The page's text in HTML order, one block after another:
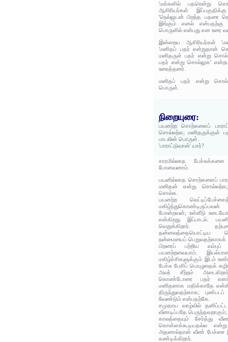
'மக்களில் பதரென்று
ஆசிரியர்கள்
'நெல்லுடன் பிறந்த பதரை
இங்கும் எனல்
பொருளில் என்பது என உரை
இன்றைய ஆசிரியர்கள்
'மனிதப் பதர் என்றுதான்
மனிதருள் பதர் என்று
பதர் என்று சொல்லுக'
உரைத்தனர்.
மனிதப் பதர் என்று
பொருள்.
நிறையுரை:
பயனற்ற சொற்களைப்
சொல்லற்க; மனிதருக்குள்
பாடலின் பொருள்.
'பாராட்டுவான்' யார்?
சாரமில்லாத
போனவனாம்.
பயனில்லாத சொற்களைப்
மனிதன் என்று
சொல்க.
பயனற்ற
போன்றவன்; உள்ளீடு
என்கிறது இப்பாடல்.
வெறுக்கிறார்.
தன்னலத்தையொட்டிய
நன்மையைப் பெறுவதற்காகக்
பிறரைப் பற்றிய
பயனற்றவையாம்.
மகிழ்ச்சிகளுக்கும் இடம்
பேச்சு பேசிப் பொழுதைக்
அவர் சீற்றம்
கொண்டோரை பதர் எனச்
மனிதனாக மதிக்காதே
திருந்துவதற்காக;
வேண்டும் என்பதற்கே.
சமுதாய வாழ்வில்
வீணடிப்பதே
காலத்தையும் சேர்த்து
கொள்ளக்கூடியதல்ல என்று
அதனால்தான் வீண் பேச்சை
கண்டிக்கிறார்.